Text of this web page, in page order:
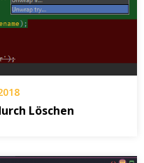
Löschen